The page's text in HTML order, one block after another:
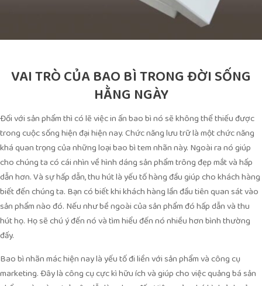
VAI TRÒ CỦA BAO BÌ TRONG ĐỜI SỐNG
HẰNG NGÀY
Đối với sản phẩm thì có lẽ việc in ấn bao bì nó sẽ không thể thiếu được
trong cuộc sống hiện đại hiện nay. Chức năng lưu trữ là một chức năng
khá quan trọng của những loại bao bì tem nhãn này. Ngoài ra nó giúp
cho chúng ta có cái nhìn về hình dáng sản phẩm trông đẹp mắt và hấp
dẫn hơn. Và sự hấp dẫn, thu hút là yếu tố hàng đầu giúp cho khách hàng
biết đến chúng ta. Bạn có biết khi khách hàng lần đầu tiên quan sát vào
sản phẩm nào đó. Nếu như bề ngoài của sản phẩm đó hấp dẫn và thu
hút họ. Họ sẽ chú ý đến nó và tìm hiểu đến nó nhiều hơn bình thường
đấy.
Bao bì nhãn mác hiện nay là yếu tố đi liền với sản phẩm và công cụ
marketing. Đây là công cụ cực kì hữu ích và giúp cho việc quảng bá sản